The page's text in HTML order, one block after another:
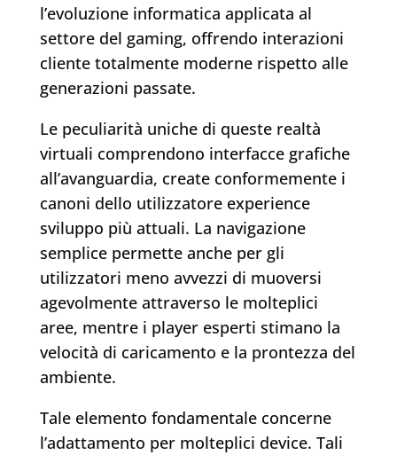
l’evoluzione informatica applicata al
settore del gaming, offrendo interazioni
cliente totalmente moderne rispetto alle
generazioni passate.
Le peculiarità uniche di queste realtà
virtuali comprendono interfacce grafiche
all’avanguardia, create conformemente i
canoni dello utilizzatore experience
sviluppo più attuali. La navigazione
semplice permette anche per gli
utilizzatori meno avvezzi di muoversi
agevolmente attraverso le molteplici
aree, mentre i player esperti stimano la
velocità di caricamento e la prontezza del
ambiente.
Tale elemento fondamentale concerne
l’adattamento per molteplici device. Tali